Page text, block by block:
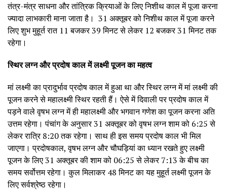
तंत्र-मंत्र साधना और तांत्रिक क्रियाओं के लिए निशीथ काल में पूजा करना
ज्यादा लाभकारी माना जाता है। 31 अक्तूबर को निशीथ काल में पूजा करने
लिए शुभ मुहूर्त रात 11 बजकर 39 मिनट से लेकर 12 बजकर 31 मिनट तक
रहेगा।
स्थिर लग्न और प्रदोष काल में लक्ष्मी पूजन का महत्व
मां लक्ष्मी का प्रादुर्भाव प्रदोष काल में हुआ था और स्थिर लग्न में मां लक्ष्मी की
पूजन करने से महालक्ष्मी स्थिर रहती हैं। ऐसे में दिवाली पर प्रदोष काल में
पड़ने वाले वृषभ लग्न में ही महालक्ष्मी और भगवान गणेश का पूजन करना अति
उत्तम रहेगा। पंचांग के अनुसार 31 अक्तूबर को वृषभ लग्न शाम को 6:25 से
लेकर रात्रि 8:20 तक रहेगा। साथ ही इस समय प्रदोष काल भी मिल
जाएगा। प्रदोषकाल, वृषभ लग्न और चौघड़ियां का ध्यान रखते हुए लक्ष्मी
पूजन के लिए 31 अक्तूबर की शाम को 06:25 से लेकर 7:13 के बीच का
समय सर्वोत्तम रहेगा। कुल मिलाकर 48 मिनट का यह मुहूर्त लक्ष्मी पूजन के
लिए सर्वश्रेष्ठ रहेगा।